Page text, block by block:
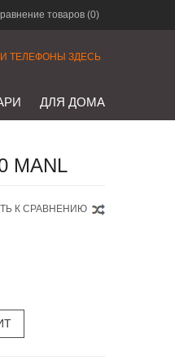
товаров (0)
ТЕЛЕФОНЫ ЗДЕСЬ
ДЛЯ ДОМА
MANL
К СРАВНЕНИЮ